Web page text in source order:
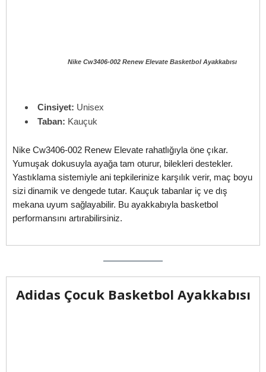
Nike Cw3406-002 Renew Elevate Basketbol Ayakkabısı
Cinsiyet: Unisex
Taban: Kauçuk
Nike Cw3406-002 Renew Elevate rahatlığıyla öne çıkar.
Yumuşak dokusuyla ayağa tam oturur, bilekleri destekler.
Yastıklama sistemiyle ani tepkilerinize karşılık verir, maç boyu
sizi dinamik ve dengede tutar. Kauçuk tabanlar iç ve dış
mekana uyum sağlayabilir. Bu ayakkabıyla basketbol
performansını artırabilirsiniz.
Adidas Çocuk Basketbol Ayakkabısı